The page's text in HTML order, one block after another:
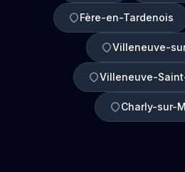
Fère-en-Tardenois
Villeneuve-
Villeneuve-
Charly-sur-